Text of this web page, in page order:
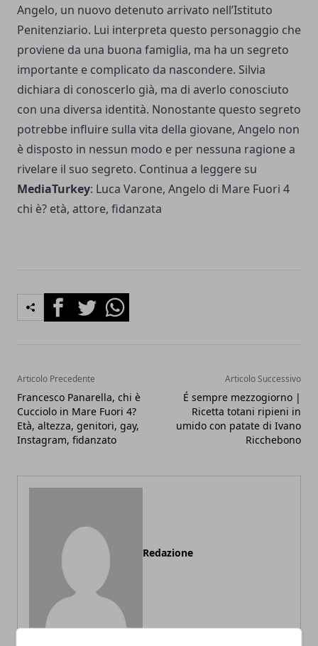
Angelo, un nuovo detenuto arrivato nell’Istituto
Penitenziario. Lui interpreta questo personaggio che
proviene da una buona famiglia, ma ha un segreto
importante e complicato da nascondere. Silvia
dichiara di conoscerlo già, ma di averlo conosciuto
con una diversa identità. Nonostante questo segreto
potrebbe influire sulla vita della giovane, Angelo non
è disposto in nessun modo e per nessuna ragione a
rivelare il suo segreto. Continua a leggere su
MediaTurkey: Luca Varone, Angelo di Mare Fuori 4
chi è? età, attore, fidanzata
FacebookTwitterWhatsapp
Articolo Precedente
Francesco Panarella, chi è
Cucciolo in Mare Fuori 4?
Età, altezza, genitori, gay,
Instagram, fidanzato
Articolo Successivo
É sempre mezzogiorno |
Ricetta totani ripieni in
umido con patate di Ivano
Ricchebono
Redazione